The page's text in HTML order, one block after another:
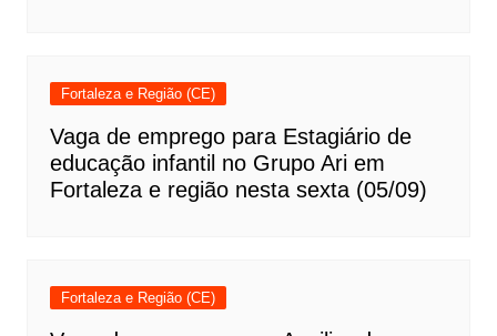
Fortaleza e Região (CE)
Vaga de emprego para Estagiário de
educação infantil no Grupo Ari em
Fortaleza e região nesta sexta (05/09)
Fortaleza e Região (CE)